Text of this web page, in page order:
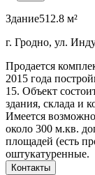
Здание512.8 м²
г. Гродно, ул.
Продается
2015 года
15. Объект
здания, склада и
Имеется
около 300 м.кв.
площадей (есть
оштукатуренные.
Контакты